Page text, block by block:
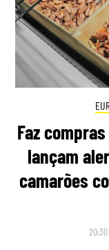
Faz
lançam
camarões